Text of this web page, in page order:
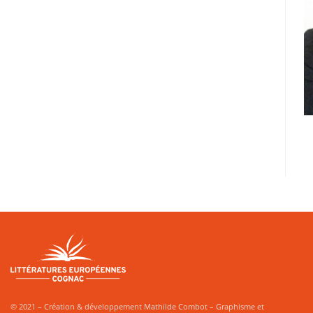
© 2021 – Création & développement Mathilde Combot – Graphisme et